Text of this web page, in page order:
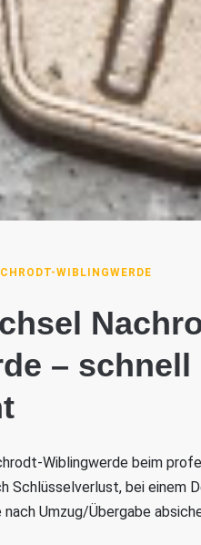
WIBLINGWERDE
– schnell
Wiblingwerde beim
Schlüsselverlust, bei einem
Umzug/Übergabe